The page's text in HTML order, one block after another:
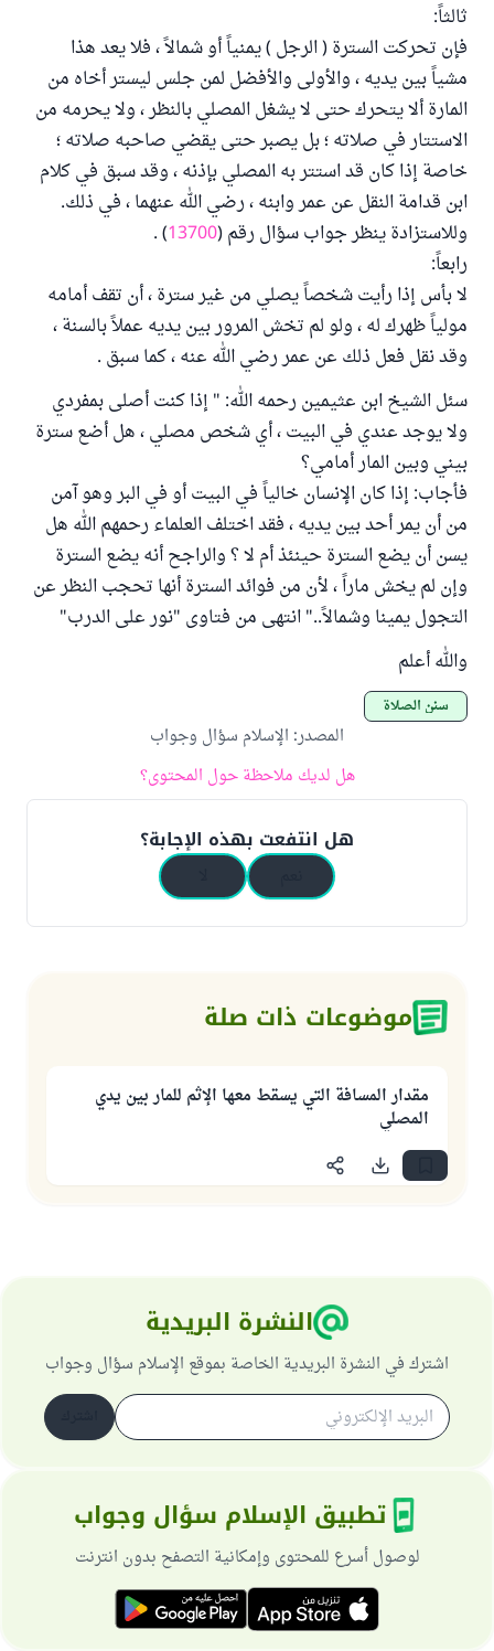
ثالثاً:
فإن تحركت السترة ( الرجل ) يمنياً أو شمالاً ، فلا يعد هذا
مشياً بين يديه ، والأولى والأفضل لمن جلس ليستر أخاه من
المارة ألا يتحرك حتى لا يشغل المصلي بالنظر ، ولا يحرمه من
الاستتار في صلاته ؛ بل يصبر حتى يقضي صاحبه صلاته ؛
خاصة إذا كان قد استتر به المصلي بإذنه ، وقد سبق في كلام
ابن قدامة النقل عن عمر وابنه ، رضي الله عنهما ، في ذلك.
وللاستزادة ينظر جواب سؤال رقم (13700
) .
رابعاً:
لا بأس إذا رأيت شخصاً يصلي من غير سترة ، أن تقف أمامه
مولياً ظهرك له ، ولو لم تخش المرور بين يديه عملاً بالسنة ،
وقد نقل فعل ذلك عن عمر رضي الله عنه ، كما سبق .
سئل الشيخ ابن عثيمين رحمه الله: " إذا كنت أصلى بمفردي
ولا يوجد عندي في البيت ، أي شخص مصلي ، هل أضع سترة
بيني وبين المار أمامي؟
فأجاب: إذا كان الإنسان خالياً في البيت أو في البر وهو آمن
من أن يمر أحد بين يديه ، فقد اختلف العلماء رحمهم الله هل
يسن أن يضع السترة حينئذ أم لا ؟ والراجح أنه يضع السترة
وإن لم يخش ماراً ، لأن من فوائد السترة أنها تحجب النظر عن
التجول يمينا وشمالاً.." انتهى من فتاوى "نور على الدرب"
والله أعلم
سنن الصلاة
المصدر: الإسلام سؤال وجواب
هل لديك ملاحظة حول المحتوى؟
هل انتفعت بهذه الإجابة؟
موضوعات ذات صلة
مقدار المسافة التي يسقط معها الإثم للمار بين يدي
المصلي
النشرة البريدية
اشترك في النشرة البريدية الخاصة بموقع الإسلام سؤال وجواب
تطبيق الإسلام سؤال وجواب
لوصول أسرع للمحتوى وإمكانية التصفح بدون انترنت